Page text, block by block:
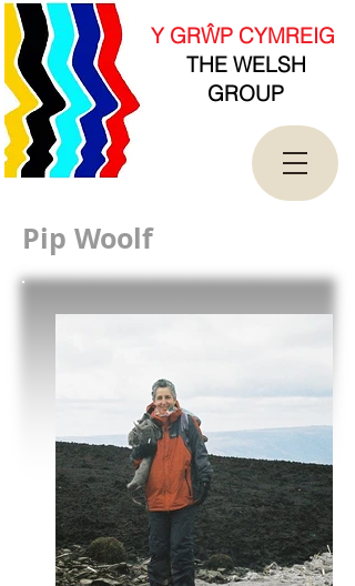
new Date().getTime(),event:'gtm.js'});var
f=d.getElementsByTagName(s)[0],
j=d.createElement(s),dl=l!='dataLayer'?'&l='+l:'';j.asy
nc=true;j.src=
'https://www.googletagmanager.com/gtm.js?
id='+i+dl;f.parentNode.insertBefore(j,f);
})(window,document,'script','dataLayer','GTM-
T4QK2CJ');</script>
<!-- End Google Tag Manager -->
Y GRŴP CYMREIG
THE WELSH
GROUP
Pip Woolf